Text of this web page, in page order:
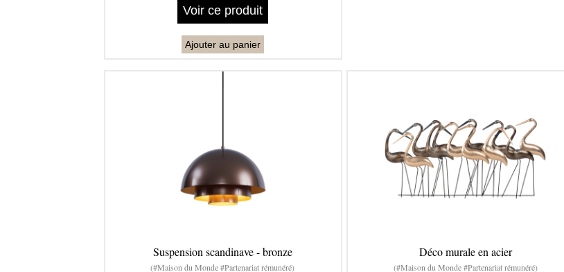
Voir ce produit
Ajouter au panier
Suspension scandinave - bronze
(#Maison du Monde #Partenariat rémunéré)
Déco murale en acier
(#Maison du Monde #Partenariat rémunéré)